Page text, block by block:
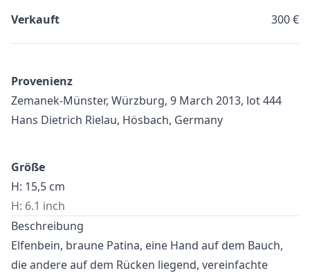
Verkauft 300 €
Provenienz
Zemanek-Münster, Würzburg, 9 March 2013, lot 444
Hans Dietrich Rielau, Hösbach, Germany
Größe
H: 15,5 cm
H: 6.1 inch
Beschreibung
Elfenbein, braune Patina, eine Hand auf dem Bauch,
die andere auf dem Rücken liegend, vereinfachte